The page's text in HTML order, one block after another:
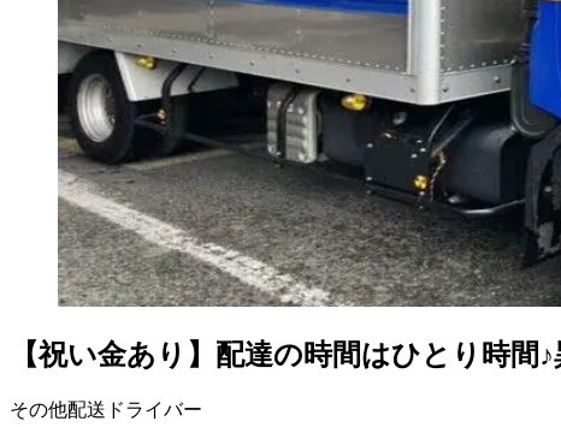
【祝い金あり】配達の時間はひとり時間
その他配送ドライバー